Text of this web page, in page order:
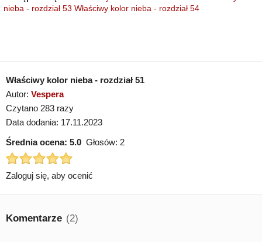
nieba - rozdział 53 Właściwy kolor nieba - rozdział 54
Właściwy kolor nieba - rozdział 51
Autor: Vespera
Czytano 283 razy
Data dodania: 17.11.2023
Średnia ocena: 5.0 Głosów: 2
Zaloguj się, aby ocenić
Komentarze (2)